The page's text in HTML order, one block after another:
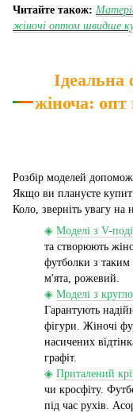
Читайте також:
жіночі оптом швидше
Ідеальна
жіноча:
Розбір моделей
Якщо ви плануєте
Коло, зверніть увагу на
◈ Моделі з V-
та створюють
футболки з таким
м'ята, рожевий.
◈ Моделі з
Гарантують
фігури. Жіночі
насичених
графіт.
◈ Приталений
чи кросфіту.
під час рухів.